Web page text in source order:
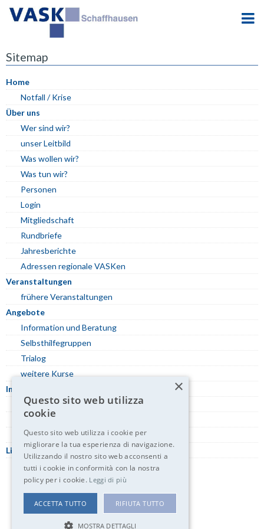
Sitemap
Home
Notfall / Krise
Über uns
Wer sind wir?
unser Leitbild
Was wollen wir?
Was tun wir?
Personen
Login
Mitgliedschaft
Rundbriefe
Jahresberichte
Adressen regionale VASKen
Veranstaltungen
frühere Veranstaltungen
Angebote
Information und Beratung
Selbsthilfegruppen
Trialog
weitere Kurse
Informationen
Begriffe der Schizophrenie
Tipps für Angehörige
Erfahrungsberichte
Links
×
Questo sito web utilizza
cookie
Questo sito web utilizza i cookie per
migliorare la tua esperienza di navigazione.
Utilizzando il nostro sito web acconsenti a
tutti i cookie in conformità con la nostra
policy per i cookie. Leggi di più
ACCETTA TUTTO RIFIUTA TUTTO
MOSTRA DETTAGLI